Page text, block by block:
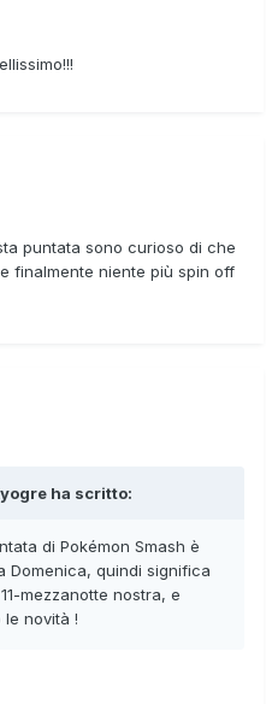
puntata sono curioso di che
finalmente niente più spin off
ha scritto:
di Pokémon Smash è
Domenica, quindi significa
mezzanotte nostra, e
novità !